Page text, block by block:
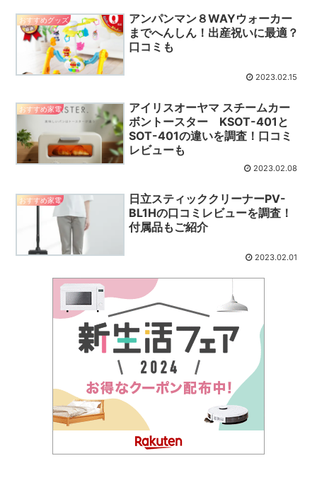
おすすめグッズ
アンパンマン８WAYウォーカー
までへんしん！出産祝いに最適？
口コミも
2023.02.15
おすすめ家電
アイリスオーヤマ スチームカー
ボントースター KSOT-401と
SOT-401の違いを調査！口コミ
レビューも
2023.02.08
おすすめ家電
日立スティッククリーナーPV-
BL1Hの口コミレビューを調査！
付属品もご紹介
2023.02.01